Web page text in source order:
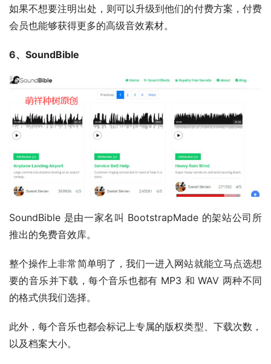
如果不想要注明出处，则可以升级到他们的付费方案，付费
会员也能够获得更多的高级音效素材。
6、SoundBible
SoundBible 是由一家名叫 BootstrapMade 的架站公司所
推出的免费音效库。
整个操作上非常简单明了，我们一进入网站就能立马点选想
要的音乐并下载，每个音乐也都有 MP3 和 WAV 两种不同
的格式供我们选择。
此外，每个音乐也都会标记上专属的版权类型、下载次数，
以及档案大小。